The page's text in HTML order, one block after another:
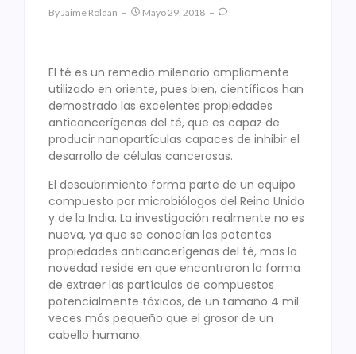
ByJaime Roldan Mayo 29, 2018
El té es un remedio milenario ampliamente
utilizado en oriente, pues bien, científicos han
demostrado las excelentes propiedades
anticancerígenas del té, que es capaz de
producir nanopartículas capaces de inhibir el
desarrollo de células cancerosas.
El descubrimiento forma parte de un equipo
compuesto por microbiólogos del Reino Unido
y de la India. La investigación realmente no es
nueva, ya que se conocían las potentes
propiedades anticancerígenas del té, mas la
novedad reside en que encontraron la forma
de extraer las partículas de compuestos
potencialmente tóxicos, de un tamaño 4 mil
veces más pequeño que el grosor de un
cabello humano.